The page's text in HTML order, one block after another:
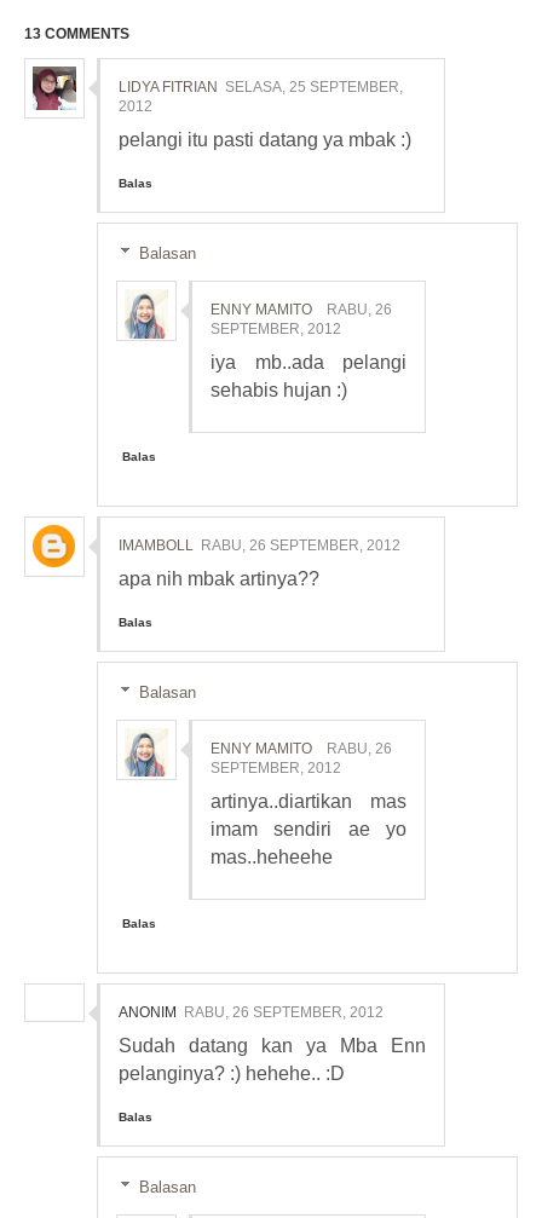
13 COMMENTS
LIDYA FITRIAN
SELASA, 25 SEPTEMBER,
2012
pelangi itu pasti datang ya mbak :)
Balas
Balasan
ENNY MAMITO
RABU, 26
SEPTEMBER, 2012
iya mb..ada pelangi
sehabis hujan :)
Balas
IMAMBOLL RABU, 26 SEPTEMBER, 2012
apa nih mbak artinya??
Balas
Balasan
ENNY MAMITO
RABU, 26
SEPTEMBER, 2012
artinya..diartikan mas
imam sendiri ae yo
mas..heheehe
Balas
ANONIM RABU, 26 SEPTEMBER, 2012
Sudah datang kan ya Mba Enn
pelanginya? :) hehehe.. :D
Balas
Balasan